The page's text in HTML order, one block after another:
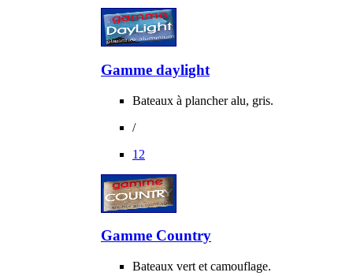
Gamme daylight
Bateaux à plancher alu, gris.
/
12
Gamme Country
Bateaux vert et camouflage.